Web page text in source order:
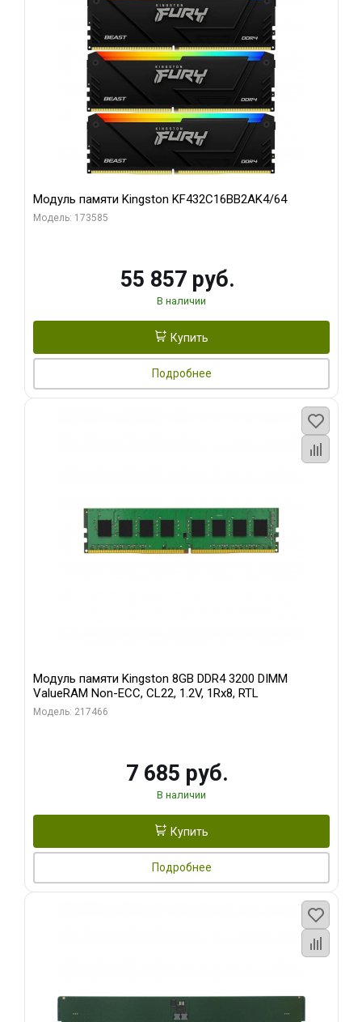
Модуль памяти Kingston KF432C16BB2AK4/64
Модель: 173585
55 857 руб.
В наличии
Купить
Подробнее
Модуль памяти Kingston 8GB DDR4 3200 DIMM
ValueRAM Non-ECC, CL22, 1.2V, 1Rx8, RTL
Модель: 217466
7 685 руб.
В наличии
Купить
Подробнее